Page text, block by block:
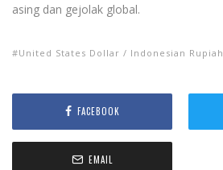
asing dan gejolak global.
United States Dollar / Indonesian Rupiah
FACEBOOK
EMAIL